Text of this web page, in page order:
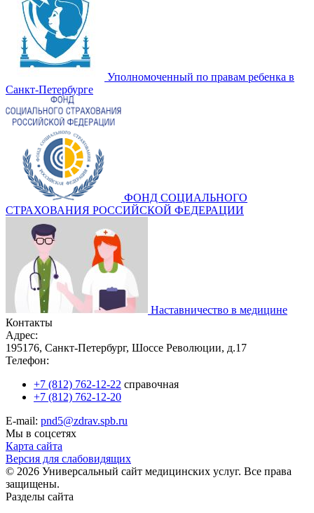
Уполномоченный по правам ребенка в
Санкт-Петербурге
ФОНД СОЦИАЛЬНОГО
СТРАХОВАНИЯ РОССИЙСКОЙ ФЕДЕРАЦИИ
Наставничество в медицине
Контакты
Адрес:
195176, Санкт-Петербург, Шоссе Революции, д.17
Телефон:
+7 (812) 762-12-22 справочная
+7 (812) 762-12-20
E-mail: pnd5@zdrav.spb.ru
Мы в соцсетях
Карта сайта
Версия для слабовидящих
© 2026 Универсальный сайт медицинских услуг. Все права
защищены.
Разделы сайта